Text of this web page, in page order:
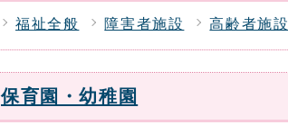
福祉全般 障害者施設 高齢者施設
保育園・幼稚園